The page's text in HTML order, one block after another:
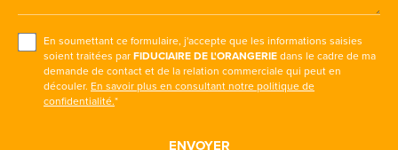
En soumettant ce formulaire, j'accepte que les informations saisies
soient traitées parFIDUCIAIRE DE L'ORANGERIEdans le cadre de ma
demande de contact et de la relation commerciale qui peut en
découler. En savoir plus en consultant notre politique de
confidentialité.*